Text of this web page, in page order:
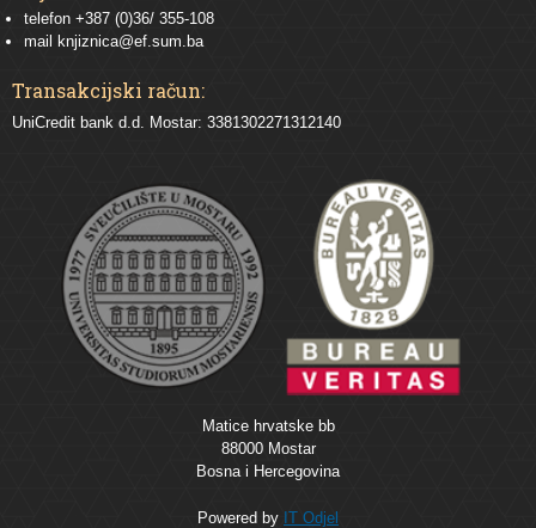
telefon +387 (0)36/ 355-108
mail
knjiznica@ef.sum.ba
Transakcijski račun:
UniCredit bank d.d. Mostar: 3381302271312140
Matice hrvatske bb
88000 Mostar
Bosna i Hercegovina
Powered by IT Odjel